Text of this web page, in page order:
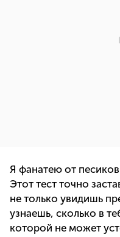
Я фанатею от
Этот тест точно
не только увидишь
узнаешь, сколько в
которой не может